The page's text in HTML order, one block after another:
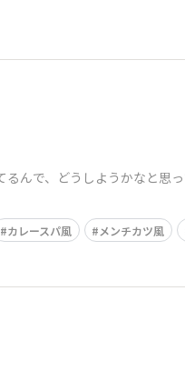
んで、どうしようかなと思
カレースパ風 メンチカツ風